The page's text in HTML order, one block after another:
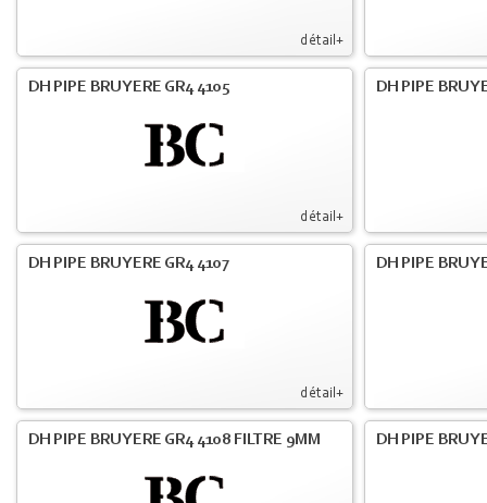
détail+
détail+
DH PIPE BRUYERE GR4 4105 DH PIPE
détail+
DH PIPE BRUYERE GR4 4107 DH PIPE
DH PIPE BRUYERE GR4 4108 FILTRE 9MM DH PIPE